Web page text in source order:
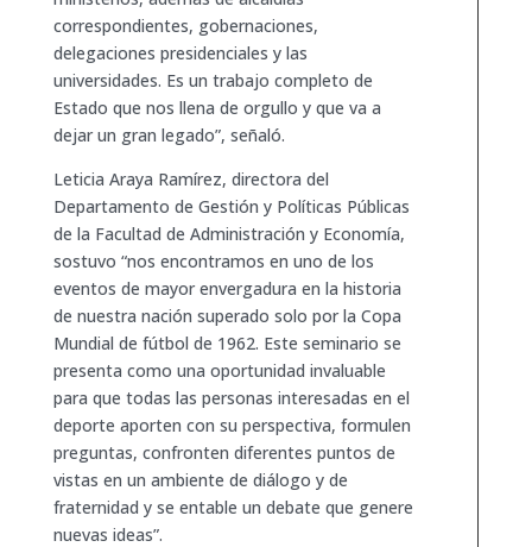
correspondientes, gobernaciones,
delegaciones presidenciales y las
universidades. Es un trabajo completo de
Estado que nos llena de orgullo y que va a
dejar un gran legado”, señaló.
Leticia Araya Ramírez, directora del
Departamento de Gestión y Políticas Públicas
de la Facultad de Administración y Economía,
sostuvo “nos encontramos en uno de los
eventos de mayor envergadura en la historia
de nuestra nación superado solo por la Copa
Mundial de fútbol de 1962. Este seminario se
presenta como una oportunidad invaluable
para que todas las personas interesadas en el
deporte aporten con su perspectiva, formulen
preguntas, confronten diferentes puntos de
vistas en un ambiente de diálogo y de
fraternidad y se entable un debate que genere
nuevas ideas”.